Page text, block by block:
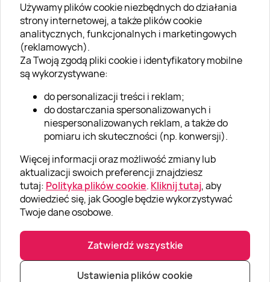
Używamy plików cookie niezbędnych do działania
strony internetowej, a także plików cookie
analitycznych, funkcjonalnych i marketingowych
(reklamowych).
Za Twoją zgodą pliki cookie i identyfikatory mobilne
są wykorzystywane:
do personalizacji treści i reklam;
do dostarczania spersonalizowanych i
niespersonalizowanych reklam, a także do
pomiaru ich skuteczności (np. konwersji).
Więcej informacji oraz możliwość zmiany lub
aktualizacji swoich preferencji znajdziesz
tutaj: Polityka plików cookie. Kliknij tutaj, aby
dowiedzieć się, jak Google będzie wykorzystywać
Twoje dane osobowe.
Zatwierdź wszystkie
Ustawienia plików cookie
O SUPERPREZENTY
O nas
Aktualności
Kariera w Super Prezentach
Klub Lojalnościowy
Dodaj recenzję
Informacje
GRUPA „SUPER PREZENTY“
© Super prezenty 2026|info@superprezenty.pl|22 395 57 20